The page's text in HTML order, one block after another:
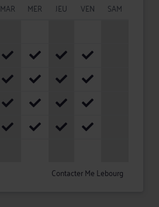
MAR MER JEU VEN
SAM
Contacter Me Lebourg